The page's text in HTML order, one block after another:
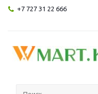
+7 727 31 22 666